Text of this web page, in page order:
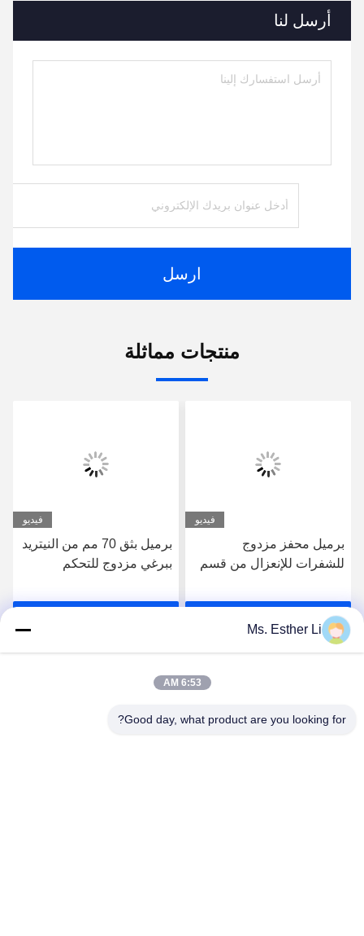
أرسل لنا
ارسل
منتجات مماثلة
فيديو
برميل محفز مزدوج
للشفرات للإنعزال من قسم
احصل على افضل سعر
فيديو
برميل بثق 70 مم من النيتريد
ببرغي مزدوج للتحكم
Ms. Esther Li
6:53 AM
Good day, what product are you looking for?